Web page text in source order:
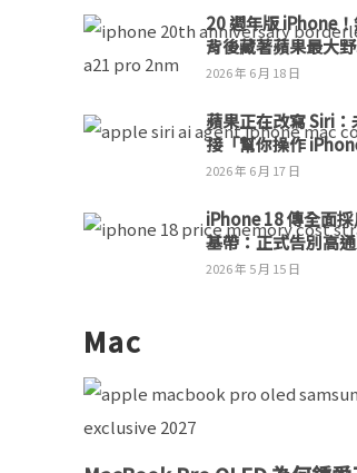
20 週年版 iPhone
背後藏著蘋果最大
2026 年 6 月 18 日
蘋果正在改寫 Siri：
接「幫你操作
2026 年 6 月 17 日
iPhone 18 傳全面
基帶：正式告別高
2026 年 5 月 15 日
Mac